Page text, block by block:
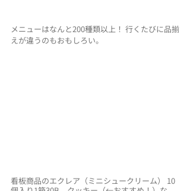
メニューはなんと200種類以上！ 行くたびに品揃
えが違うのもおもしろい。
看板商品のエクレア（ミニシュークリーム） 10